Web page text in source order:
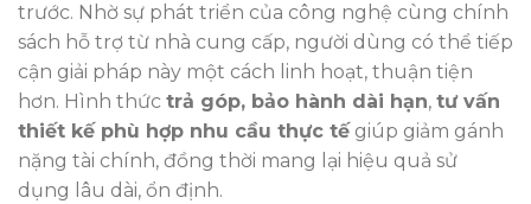
trước. Nhờ sự phát triển của công nghệ cùng chính
sách hỗ trợ từ nhà cung cấp, người dùng có thể tiếp
cận giải pháp này một cách linh hoạt, thuận tiện
hơn. Hình thức trả góp, bảo hành dài hạn, tư vấn
thiết kế phù hợp nhu cầu thực tế giúp giảm gánh
nặng tài chính, đồng thời mang lại hiệu quả sử
dụng lâu dài, ổn định.